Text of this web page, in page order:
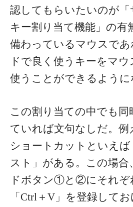
認してもらいたいのが
キー割り当て機能」の有
備わっているマウスで
ドで良く使うキーをマ
使うことができるように
この割り当ての中でも同
ていれば文句なしだ。例
ショートカットといえ
スト」がある。この場合
ドボタン①と②にそれぞ
「Ctrl＋V」を登録して